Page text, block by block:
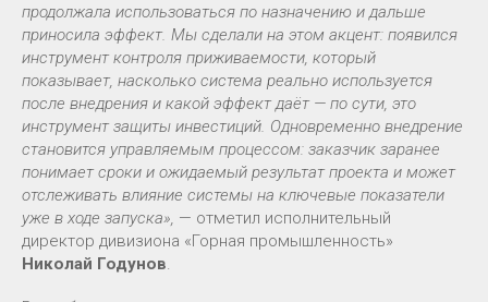
продолжала использоваться по назначению и дальше
приносила эффект. Мы сделали на этом акцент: появился
инструмент контроля приживаемости, который
показывает, насколько система реально используется
после внедрения и какой эффект даёт — по сути, это
инструмент защиты инвестиций. Одновременно внедрение
становится управляемым процессом: заказчик заранее
понимает сроки и ожидаемый результат проекта и может
отслеживать влияние системы на ключевые показатели
уже в ходе запуска», — отметил исполнительный
директор дивизиона «Горная промышленность»
Николай Годунов.